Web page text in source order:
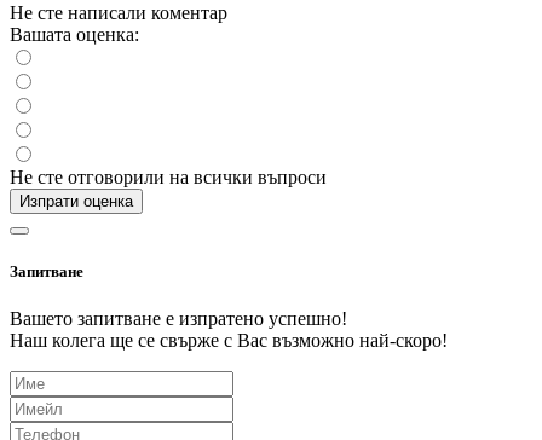
Не сте написали коментар
Вашата оценка:
Не сте отговорили на всички въпроси
Изпрати оценка
Запитване
Вашето запитване е изпратено успешно!
Наш колега ще се свърже с Вас възможно най-скоро!